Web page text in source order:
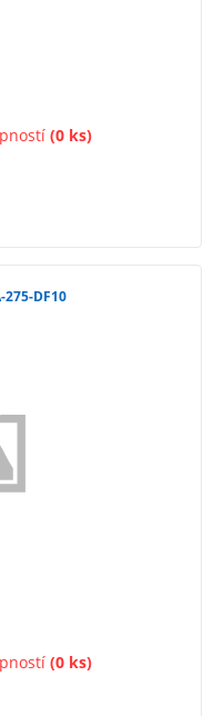
(0 ks)
275-DF10
(0 ks)